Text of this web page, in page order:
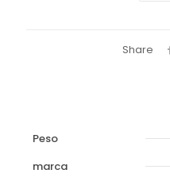
Share
Peso
marca